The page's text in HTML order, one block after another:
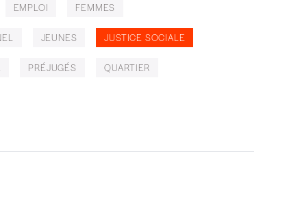
EMPLOI FEMMES
JEUNES JUSTICE SOCIALE
PRÉJUGÉS QUARTIER